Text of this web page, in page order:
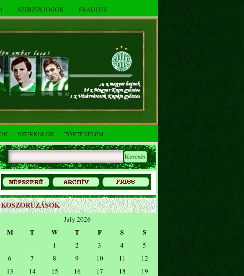
SZERZŐI JOGOK FRADI.HU
SZURKOLÓK TÖRTÉNELEM
KOSZORÚZÁSOK
July 2026
M T W T F S S
1 2 3 4
5
6
7 8 9 10 11
12
13
14 15 16 17 18
19